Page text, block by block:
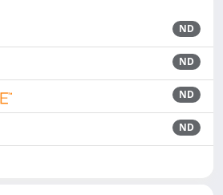
ND
ND
ND
ND